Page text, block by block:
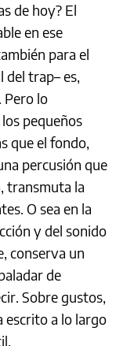
de hoy? El
en ese
para el
trap– es,
Pero lo
pequeños
que el fondo,
percusión que
transmuta la
O sea en la
y del sonido
conserva un
de
Sobre gustos,
escrito a lo largo